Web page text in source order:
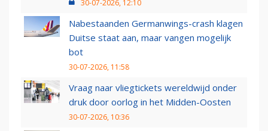
30-07-2026, 12:10
Nabestaanden Germanwings-crash klagen
Duitse staat aan, maar vangen mogelijk
bot
30-07-2026, 11:58
Vraag naar vliegtickets wereldwijd onder
druk door oorlog in het Midden-Oosten
30-07-2026, 10:36